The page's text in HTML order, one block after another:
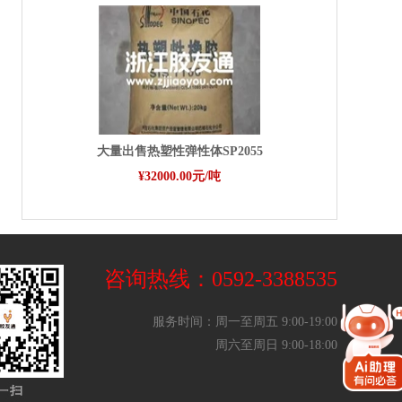
大量出售热塑性弹性体SP2055
¥32000.00元/吨
咨询热线：0592-3388535
服务时间：周一至周五 9:00-19:00
周六至周日 9:00-18:00